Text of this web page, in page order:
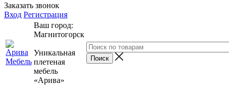
Заказать звонок
Вход Регистрация
Ваш город:
Магнитогорск
Уникальная
плетеная
мебель
«Арива»